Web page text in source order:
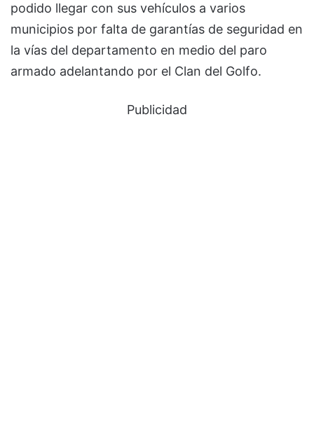
podido llegar con sus vehículos a varios
municipios por falta de garantías de seguridad en
la vías del departamento en medio del paro
armado adelantando por el Clan del Golfo.
Publicidad